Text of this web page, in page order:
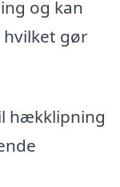
og kan
hvilket gør
hækklipning